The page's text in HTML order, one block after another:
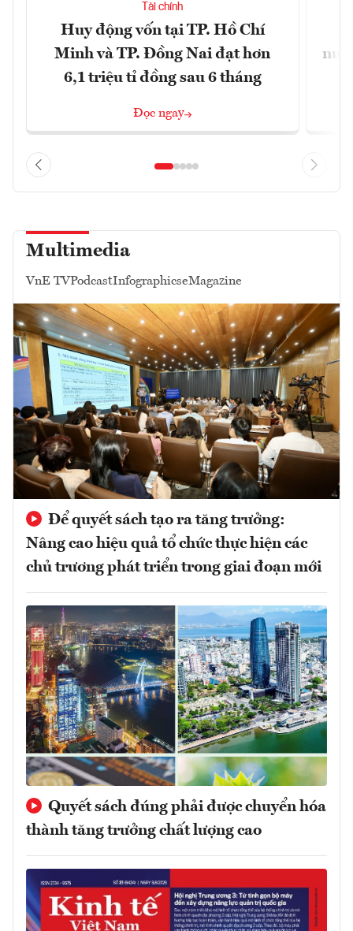
Tài chính
Huy động vốn tại TP. Hồ Chí
Minh và TP. Đồng Nai đạt hơn
6,1 triệu tỉ đồng sau 6 tháng
Đọc ngay
Multimedia
VnE TVPodcastInfographicseMagazine
Để quyết sách tạo ra tăng trưởng:
Nâng cao hiệu quả tổ chức thực hiện các
chủ trương phát triển trong giai đoạn mới
Quyết sách đúng phải được chuyển hóa
thành tăng trưởng chất lượng cao